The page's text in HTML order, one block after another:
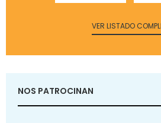
VER LISTADO
NOS PATROCINAN